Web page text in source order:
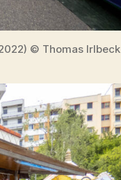
© Thomas Irlbeck